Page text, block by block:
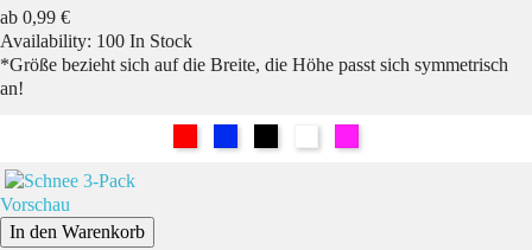
ab Preis
0,99 €
Availability: 100 In Stock
*Größe bezieht sich auf die Breite, die Höhe passt sich symmetrisch
an!
Vorschau
In den Warenkorb